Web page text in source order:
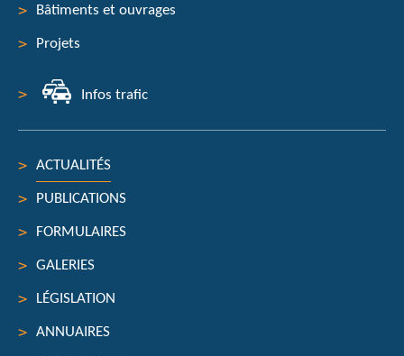
de
navigation
Bâtiments et ouvrages
Projets
Infos trafic
ACTUALITÉS
PUBLICATIONS
FORMULAIRES
GALERIES
LÉGISLATION
ANNUAIRES